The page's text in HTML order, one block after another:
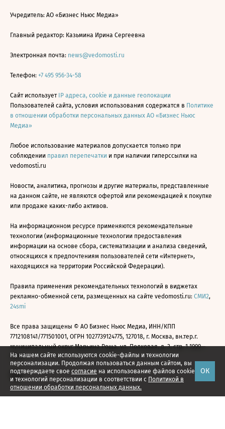
На нашем сайте используются cookie-файлы и технологии
персонализации. Продолжая пользоваться данным сайтом, вы
подтверждаете свое согласие на использование файлов cookie
и технологий персонализации в соответствии с Политикой в
отношении обработки персональных данных.
ОК
Учредитель: АО «Бизнес Ньюс Медиа»
Главный редактор: Казьмина Ирина Сергеевна
Электронная почта: news@vedomosti.ru
Телефон: +7 495 956-34-58
Сайт использует IP адреса, cookie и данные геолокации
Пользователей сайта, условия использования содержатся в Политике
в отношении обработки персональных данных АО «Бизнес Ньюс
Медиа»
Любое использование материалов допускается только при
соблюдении правил перепечатки и при наличии гиперссылки на
vedomosti.ru
Новости, аналитика, прогнозы и другие материалы, представленные
на данном сайте, не являются офертой или рекомендацией к покупке
или продаже каких-либо активов.
На информационном ресурсе применяются рекомендательные
технологии (информационные технологии предоставления
информации на основе сбора, систематизации и анализа сведений,
относящихся к предпочтениям пользователей сети «Интернет»,
находящихся на территории Российской Федерации).
Правила применения рекомендательных технологий в виджетах
рекламно-обменной сети, размещенных на сайте vedomosti.ru: СМИ2,
24smi
Все права защищены © АО Бизнес Ньюс Медиа, ИНН/КПП
7712108141/771501001, ОГРН 1027739124775, 127018, г. Москва, вн.тер.г.
муниципальный округ Марьина Роща, ул. Полковая, д. 3, стр. 1 1999—
2026